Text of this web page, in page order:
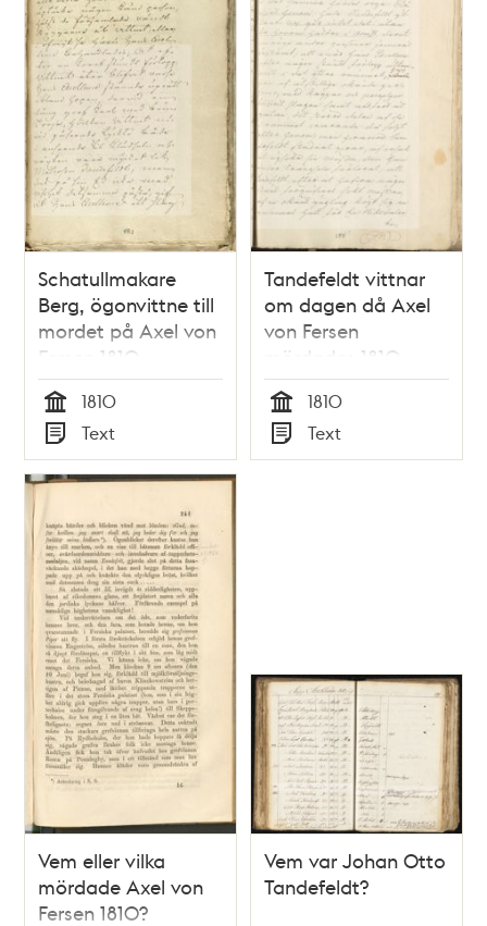
Schatullmakare
Berg, ögonvittne till
mordet på Axel von
Fersen 1810
Tid
1810
Typ
Text
Tandefeldt vittnar
om dagen då Axel
von Fersen
mördades 1810
Tid
1810
Typ
Text
Vem eller vilka
mördade Axel von
Fersen 1810?
Vem var Johan Otto
Tandefeldt?